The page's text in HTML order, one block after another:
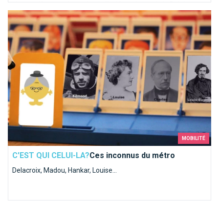
cinquantième anniversaire de l'indépendance de la Belgique en
1905.
MOBILITÉ
C'EST QUI CELUI-LA?Ces inconnus du métro
Delacroix, Madou, Hankar, Louise...
Ces inconnus du métro